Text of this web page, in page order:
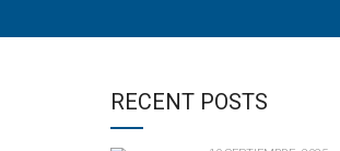
RECENT POSTS